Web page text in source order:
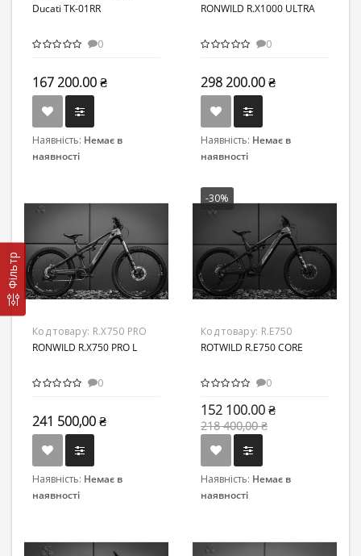
Фільтр
Ducati TK-01RR
0
167 200.00 ₴
Наявність: Немає в
наявності
RONWILD R.X1000 ULTRA
0
298 200.00 ₴
Наявність: Немає в
наявності
Код товару: R.X750 PRO
RONWILD R.X750 PRO L
0
241 500,00 ₴
Наявність: Немає в
наявності
-30%
Код товару: R.E750
ROTWILD R.E750 CORE
0
152 100.00 ₴
218 400,00 ₴
Наявність: Немає в
наявності